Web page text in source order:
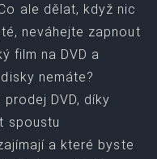
ale dělat, když nic
neváhejte zapnout
film na DVD a
nemáte?
prodej DVD, díky
spoustu
a které byste